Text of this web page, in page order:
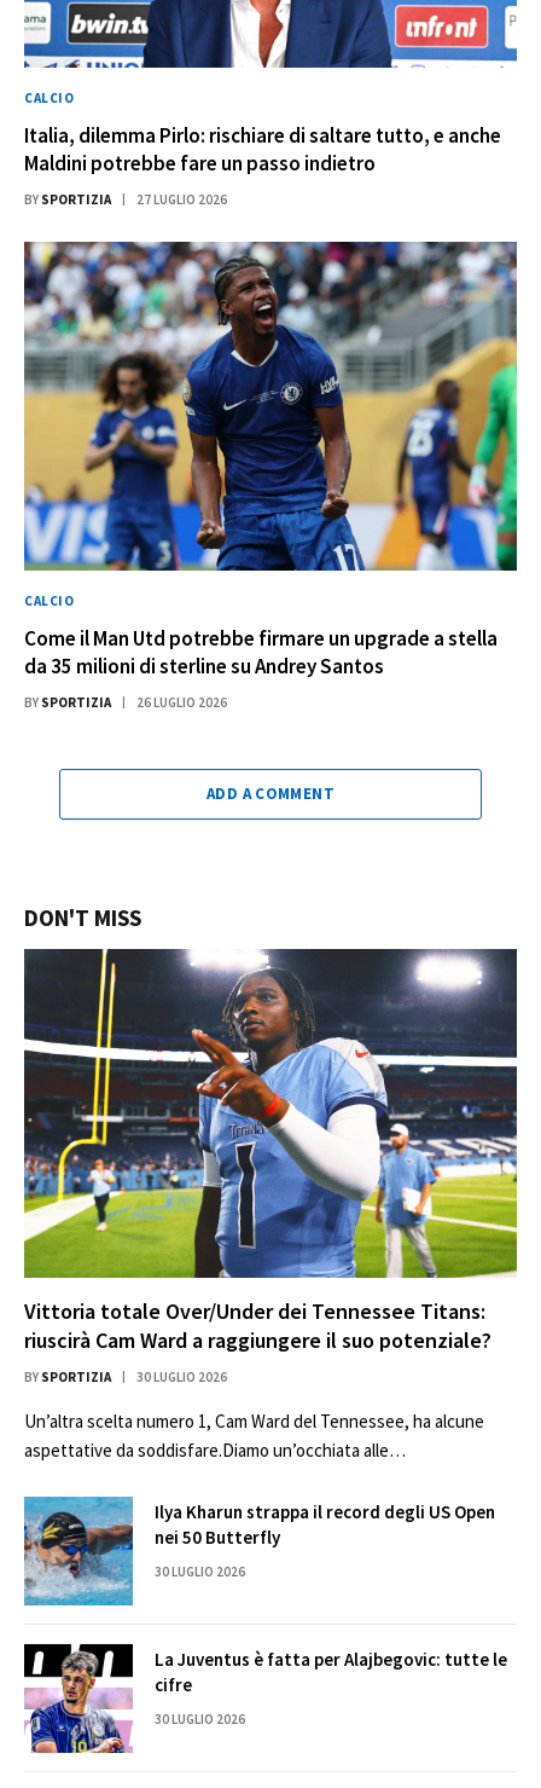
CALCIO
Italia, dilemma Pirlo: rischiare di saltare tutto, e anche
Maldini potrebbe fare un passo indietro
BY SPORTIZIA 27 LUGLIO 2026
CALCIO
Come il Man Utd potrebbe firmare un upgrade a stella
da 35 milioni di sterline su Andrey Santos
BY SPORTIZIA 26 LUGLIO 2026
ADD A COMMENT
DON'T MISS
Vittoria totale Over/Under dei Tennessee Titans:
riuscirà Cam Ward a raggiungere il suo potenziale?
BY SPORTIZIA 30 LUGLIO 2026
Un’altra scelta numero 1, Cam Ward del Tennessee, ha alcune
aspettative da soddisfare.Diamo un’occhiata alle…
Ilya Kharun strappa il record degli US Open
nei 50 Butterfly
30 LUGLIO 2026
La Juventus è fatta per Alajbegovic: tutte le
cifre
30 LUGLIO 2026